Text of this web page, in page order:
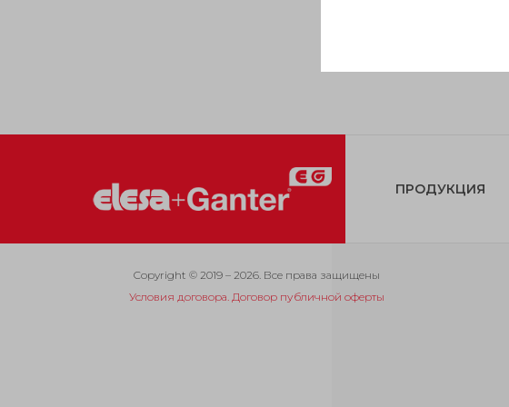
ПРОДУКЦИЯ
Copyright © 2019 – 2026. Все права защищены
Условия договора. Договор публичной оферты